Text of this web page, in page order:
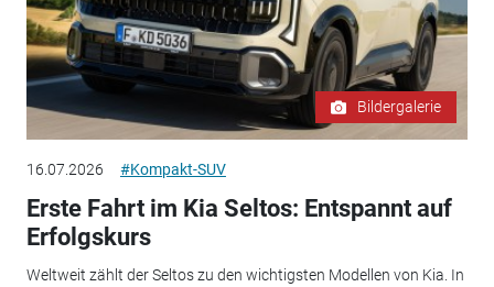
Bildergalerie
16.07.2026 #Kompakt-SUV
Erste Fahrt im Kia Seltos: Entspannt auf
Erfolgskurs
Weltweit zählt der Seltos zu den wichtigsten Modellen von Kia. In